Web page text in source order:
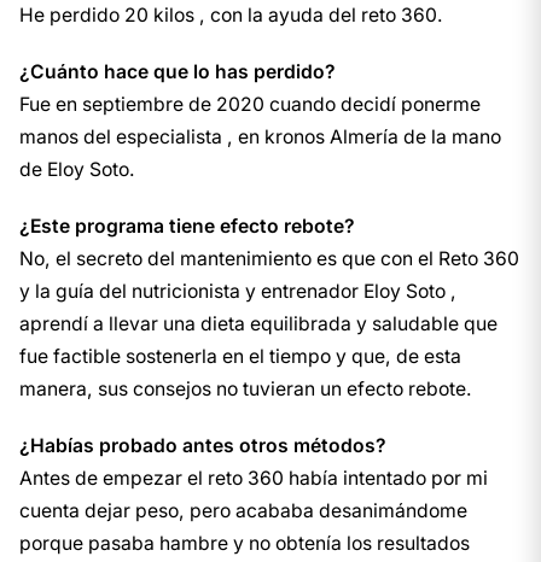
He perdido 20 kilos , con la ayuda del reto 360.
¿Cuánto hace que lo has perdido?
Fue en septiembre de 2020 cuando decidí ponerme
manos del especialista , en kronos Almería de la mano
de Eloy Soto.
¿Este programa tiene efecto rebote?
No, el secreto del mantenimiento es que con el Reto 360
y la guía del nutricionista y entrenador Eloy Soto ,
aprendí a llevar una dieta equilibrada y saludable que
fue factible sostenerla en el tiempo y que, de esta
manera, sus consejos no tuvieran un efecto rebote.
¿Habías probado antes otros métodos?
Antes de empezar el reto 360 había intentado por mi
cuenta dejar peso, pero acababa desanimándome
porque pasaba hambre y no obtenía los resultados